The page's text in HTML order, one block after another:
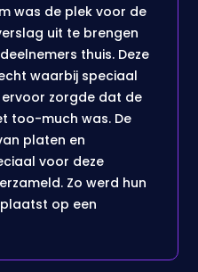
was de plek voor de
uit te brengen
thuis. Deze
waarbij speciaal
zorgde dat de
too-much was. De
platen en
voor deze
Zo werd hun
op een